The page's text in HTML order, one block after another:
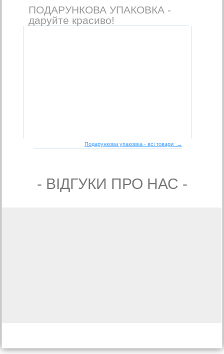
ПОДАРУНКОВА УПАКОВКА -
даруйте красиво!
Подарункова упаковка - всі товари →
- ВIДГУКИ ПРО НАС -